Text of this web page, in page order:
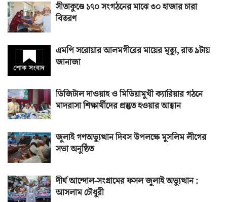
সীতাকুণ্ডে ১৭০ সংগঠনের মাঝে ৩০ হাজার চারা
বিতরণ
এমপি সরোয়ার আলমগীরের মায়ের মৃত্যু, রাত ৯টায়
জানাজা
ডিজিটাল দাওয়াহ ও মিডিয়ামুখী ক্যারিয়ার গঠনে
মাদরাসা শিক্ষার্থীদের প্রস্তুত হওয়ার আহ্বান
জুলাই গণঅভ্যুত্থান দিবস উপলক্ষে মুসলিম লীগের
সভা অনুষ্ঠিত
দীর্ঘ আন্দোল-সংগ্রামের ফসল জুলাই অভ্যুত্থান :
আসলাম চৌধুরী